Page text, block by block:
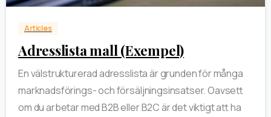
Articles
Adresslista mall (Exempel)
En välstrukturerad adresslista är grunden för många
marknadsförings- och försäljningsinsatser. Oavsett
om du arbetar med B2B eller B2C är det viktigt att ha